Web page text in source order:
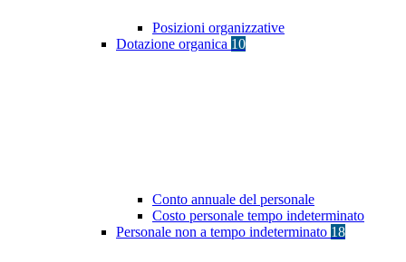
Posizioni organizzative
Dotazione organica 10
Conto annuale del personale
Costo personale tempo indeterminato
Personale non a tempo indeterminato 18